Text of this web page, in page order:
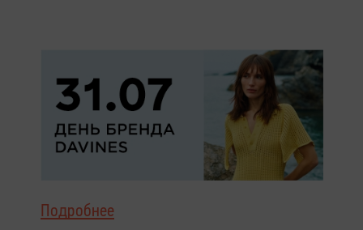
Подробнее